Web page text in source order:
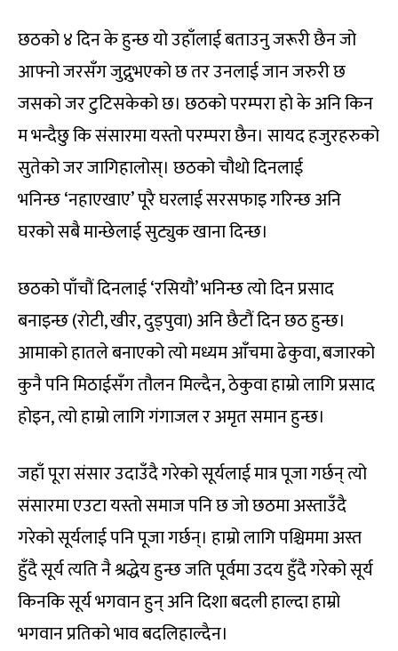
छठको ४ दिन के हुन्छ यो उहाँलाई बताउनु जरूरी छैन जो
आफ्नो जरसँग जुद्नुभएको छ तर उनलाई जान जरुरी छ
जसको जर टुटिसकेको छ। छठको परम्परा हो के अनि किन
म भन्दैछु कि संसारमा यस्तो परम्परा छैन। सायद हजुरहरुको
सुतेको जर जागिहालोस्। छठको चौथो दिनलाई
भनिन्छ ‘नहाएखाए’ पूरै घरलाई सरसफाइ गरिन्छ अनि
घरको सबै मान्छेलाई सुट्युक खाना दिन्छ।
छठको पाँचौं दिनलाई ‘रसियौ’ भनिन्छ त्यो दिन प्रसाद
बनाइन्छ (रोटी, खीर, दुड्पुवा) अनि छैटौं दिन छठ हुन्छ।
आमाको हातले बनाएको त्यो मध्यम आँचमा ढेकुवा, बजारको
कुनै पनि मिठाईसँग तौलन मिल्दैन, ठेकुवा हाम्रो लागि प्रसाद
होइन, त्यो हाम्रो लागि गंगाजल र अमृत समान हुन्छ।
जहाँ पूरा संसार उदाउँदै गरेको सूर्यलाई मात्र पूजा गर्छन् त्यो
संसारमा एउटा यस्तो समाज पनि छ जो छठमा अस्ताउँदै
गरेको सूर्यलाई पनि पूजा गर्छन्। हाम्रो लागि पश्चिममा अस्त
हुँदै सूर्य त्यति नै श्रद्धेय हुन्छ जति पूर्वमा उदय हुँदै गरेको सूर्य
किनकि सूर्य भगवान हुन् अनि दिशा बदली हाल्दा हाम्रो
भगवान प्रतिको भाव बदलिहाल्दैन।